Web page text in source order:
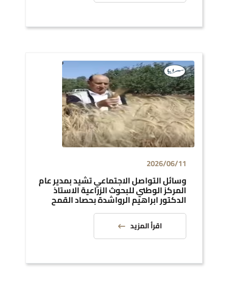
2026/06/11
وسائل التواصل الاجتماعي تشيد بمدير عام
المركز الوطني للبحوث الزراعية الاستاذ
الدكتور ابراهيم الرواشدة بحصاد القمح
اقرأ المزيد